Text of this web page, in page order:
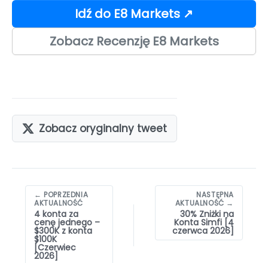
Idź do E8 Markets ↗
Zobacz Recenzję E8 Markets
Zobacz oryginalny tweet
Nawigacja
wpisów
← POPRZEDNIA
AKTUALNOŚĆ
4 konta za
cenę jednego –
$300K z konta
$100K
[Czerwiec
2026]
NASTĘPNA
AKTUALNOŚĆ →
30% Zniżki na
Konta Simfi [4
czerwca 2026]